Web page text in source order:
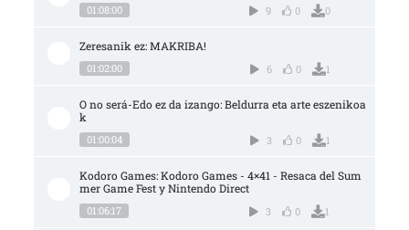
01:08:00 9 0 0
Zeresanik ez: MAKRIBA!
01:02:00 6 0 1
O no será-Edo ez da izango: Beldurra eta arte eszenikoa
k
01:00:04 3 0 1
Kodoro Games: Kodoro Games - 4×41 - Resaca del Sum
mer Game Fest y Nintendo Direct
01:06:17 3 0 1